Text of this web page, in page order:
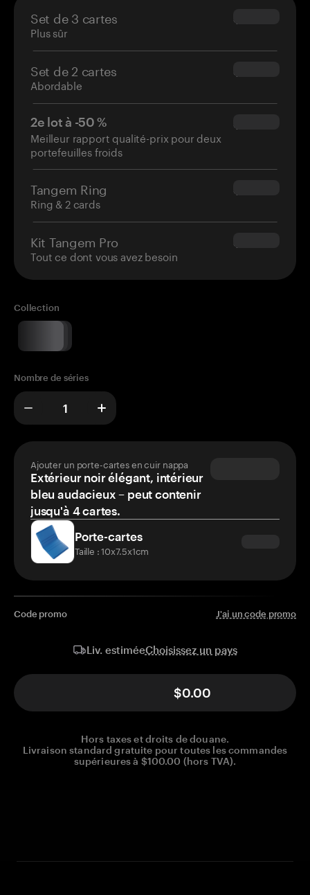
Set de 3 cartes
Plus sûr
$69.90
Set de 2 cartes
Abordable
$54.90
2e lot à -50 %
Meilleur rapport qualité-prix pour deux
portefeuilles froids
$34.95
Tangem Ring
Ring & 2 cards
$160.00
Kit Tangem Pro
Tout ce dont vous avez besoin
$180.00
Collection
Nombre de séries
Ajouter un porte-cartes en cuir nappa
Extérieur noir élégant, intérieur
bleu audacieux – peut contenir
jusqu'à 4 cartes.
Porte-cartes
Taille : 10x7.5x1cm
Code promo J'ai un code promo
Liv. estiméeChoisissez un pays
$0.00
Hors taxes et droits de douane.
Livraison standard gratuite pour toutes les commandes
supérieures à $100.00 (hors TVA).